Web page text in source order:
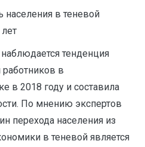
населения в теневой
тенденция
работников в
в 2018 году и составила
По мнению экспертов
перехода населения из
в теневой является